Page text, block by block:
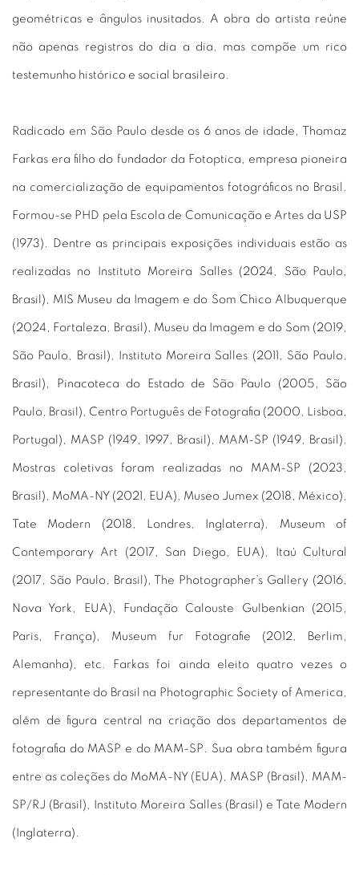
geométricas e ângulos inusitados. A obra do artista reúne
não apenas registros do dia a dia, mas compõe um rico
testemunho histórico e social brasileiro.
Radicado em São Paulo desde os 6 anos de idade, Thomaz
Farkas era filho do fundador da Fotoptica, empresa pioneira
na comercialização de equipamentos fotográficos no Brasil.
Formou-se PHD pela Escola de Comunicação e Artes da USP
(1973). Dentre as principais exposições individuais estão as
realizadas no Instituto Moreira Salles (2024, São Paulo,
Brasil), MIS Museu da Imagem e do Som Chico Albuquerque
(2024, Fortaleza, Brasil), Museu da Imagem e do Som (2019,
São Paulo, Brasil), Instituto Moreira Salles (2011, São Paulo,
Brasil), Pinacoteca do Estado de São Paulo (2005, São
Paulo, Brasil), Centro Português de Fotografia (2000, Lisboa,
Portugal), MASP (1949, 1997, Brasil), MAM-SP (1949, Brasil).
Mostras coletivas foram realizadas no MAM-SP (2023,
Brasil), MoMA-NY (2021, EUA), Museo Jumex (2018, México),
Tate Modern (2018, Londres, Inglaterra), Museum of
Contemporary Art (2017, San Diego, EUA), Itaú Cultural
(2017, São Paulo, Brasil), The Photographer’s Gallery (2016,
Nova York, EUA), Fundação Calouste Gulbenkian (2015,
Paris, França), Museum fur Fotografie (2012, Berlim,
Alemanha), etc. Farkas foi ainda eleito quatro vezes o
representante do Brasil na Photographic Society of America,
além de figura central na criação dos departamentos de
fotografia do MASP e do MAM-SP. Sua obra também figura
entre as coleções do MoMA-NY (EUA), MASP (Brasil), MAM-
SP/RJ (Brasil), Instituto Moreira Salles (Brasil) e Tate Modern
(Inglaterra).